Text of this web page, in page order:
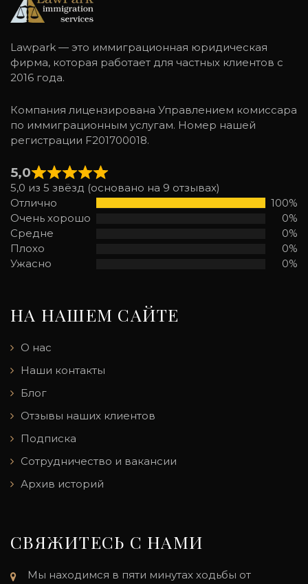
Lawpark — это иммиграционная юридическая
фирма, которая работает для частных клиентов с
2016 года.
Компания лицензирована Управлением комиссара
по иммиграционным услугам. Номер нашей
регистрации F201700018.
5,0
5,0 из 5 звёзд (основано на 9 отзывах)
Отлично
100%
Очень хорошо
0%
Средне
0%
Плохо
0%
Ужасно
0%
НА НАШЕМ САЙТЕ
О нас
Наши контакты
Блог
Отзывы наших клиентов
Подписка
Сотрудничество и вакансии
Архив историй
СВЯЖИТЕСЬ С НАМИ
Мы находимся в пяти минутах ходьбы от